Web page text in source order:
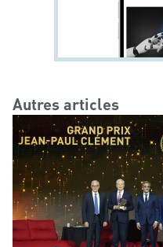
Autres articles